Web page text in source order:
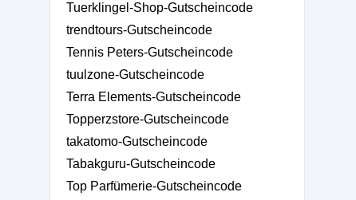
Tuerklingel-Shop-Gutscheincode
trendtours-Gutscheincode
Tennis Peters-Gutscheincode
tuulzone-Gutscheincode
Terra Elements-Gutscheincode
Topperzstore-Gutscheincode
takatomo-Gutscheincode
Tabakguru-Gutscheincode
Top Parfümerie-Gutscheincode